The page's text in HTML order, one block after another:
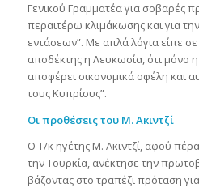
Γενικού Γραμματέα για σοβαρές
περαιτέρω κλιμάκωσης και για
εντάσεων”. Με απλά λόγια είπε
αποδέκτης η Λευκωσία, ότι μόνο
αποφέρει οικονομικά οφέλη και
τους Κυπρίους”.
Οι προθέσεις του Μ. Ακιντζί
O Τ/κ ηγέτης Μ. Ακιντζί, αφού
την Τουρκία, ανέκτησε την
βάζοντας στο τραπέζι πρόταση